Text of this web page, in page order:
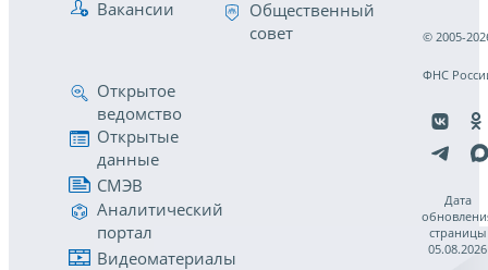
Вакансии
Общественный
совет
Открытое
ведомство
Открытые
данные
СМЭВ
Аналитический
портал
Видеоматериалы
© 2005-
ФНС
Дата
страницы
05.08.2026